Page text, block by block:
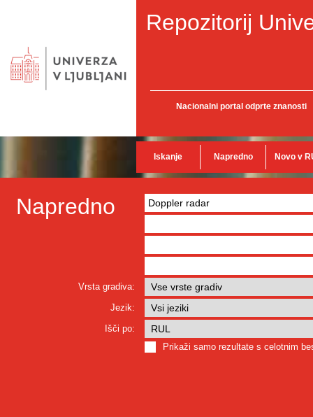
Repozitorij
Nacionalni portal odprte znanosti
Iskanje Napredno Novo v
Napredno
Vrsta gradiva:
Jezik:
Išči po:
Prikaži samo rezultate s celotnim